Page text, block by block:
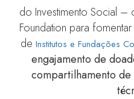
do Investimento Social –
Foundation para
de Institutos e Fundações
engajamento de
compartilhamento